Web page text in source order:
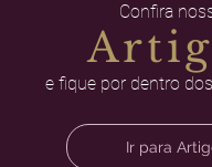
Confira
e fique por dentro
Ir para